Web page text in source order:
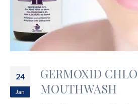
24
Jan
GERMOXID
MOUTHWASH